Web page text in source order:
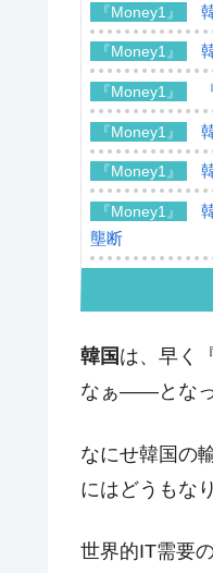
『Money1』
『Money1』
『Money1』
『Money1』
『Money1』
『Money1』
壟断
『Money1』
『Money1』
『Money1』
『Money1』
韓国 は、早く
なぁ――となっ
なにせ韓国の
にはどうもな
世界的IT需要